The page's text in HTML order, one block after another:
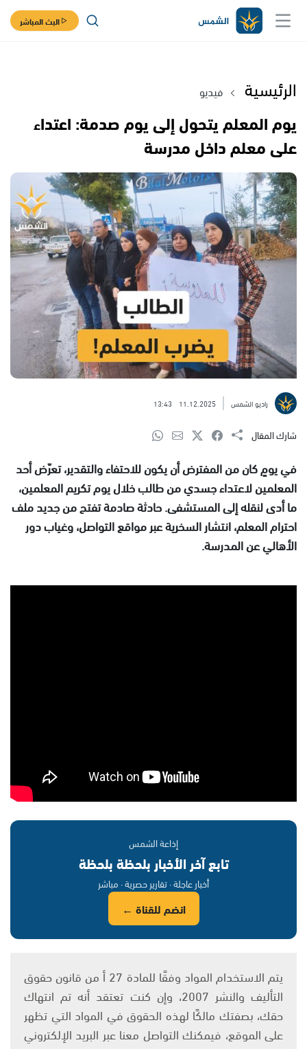
البث المباشر
الرئيسية فيديو
يوم المعلم يتحول إلى يوم صدمة: اعتداء
على معلم داخل مدرسة
راديو الشمس 11.12.2025
13:43
شارك المقال
في يومٍ كان من المفترض أن يكون للاحتفاء والتقدير، تعرّض أحد
المعلمين لاعتداء جسدي من طالب خلال يوم تكريم المعلمين،
ما أدى لنقله إلى المستشفى. حادثة صادمة تفتح من جديد ملف
احترام المعلم، انتشار السخرية عبر مواقع التواصل، وغياب دور
الأهالي عن المدرسة.
إذاعة الشمس
تابع آخر الأخبار بلحظة بلحظة
أخبار عاجلة · تقارير حصرية · مباشر
انضم للقناة ←
يتم الاستخدام المواد وفقًا للمادة 27 أ من قانون حقوق
التأليف والنشر 2007، وإن كنت تعتقد أنه تم انتهاك
حقك، بصفتك مالكًا لهذه الحقوق في المواد التي تظهر
على الموقع، فيمكنك التواصل معنا عبر البريد الإلكتروني